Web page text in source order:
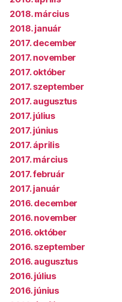
2018. március
2018. január
2017. december
2017. november
2017. október
2017. szeptember
2017. augusztus
2017. július
2017. június
2017. április
2017. március
2017. február
2017. január
2016. december
2016. november
2016. október
2016. szeptember
2016. augusztus
2016. július
2016. június